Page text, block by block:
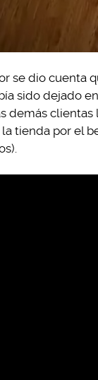
se dio cuenta
sido dejado
demás
tienda por el